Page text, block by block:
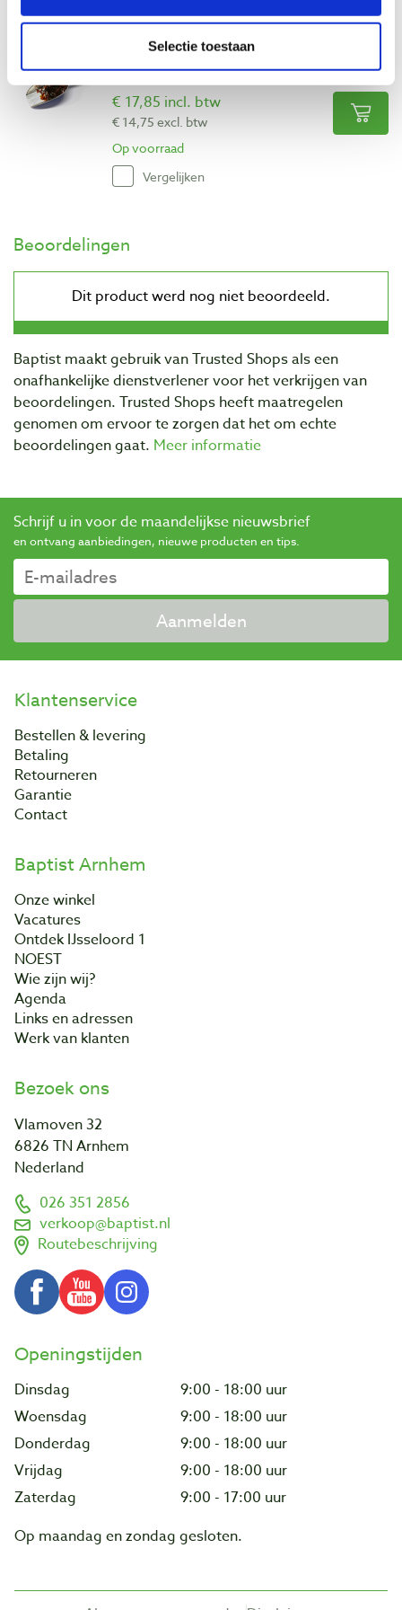
Selectie toestaan
Schellakschilfers robijn 100 gram
Artikelnummer: 27215
€ 17,85 incl. btw
€ 14,75 excl. btw
Op voorraad
Vergelijken
Beoordelingen
Baptist maakt gebruik van Trusted Shops als een
onafhankelijke dienstverlener voor het verkrijgen van
beoordelingen. Trusted Shops heeft maatregelen
genomen om ervoor te zorgen dat het om echte
beoordelingen gaat. Meer informatie
Schrijf u in voor de maandelijkse nieuwsbrief
en ontvang aanbiedingen, nieuwe producten en tips.
Aanmelden
Klantenservice
Bestellen & levering
Betaling
Retourneren
Garantie
Contact
Baptist Arnhem
Onze winkel
Vacatures
Ontdek IJsseloord 1
NOEST
Wie zijn wij?
Agenda
Links en adressen
Werk van klanten
Bezoek ons
Vlamoven 32
6826 TN Arnhem
Nederland
026 351 2856
verkoop@baptist.nl
Routebeschrijving
Openingstijden
Dinsdag
9:00 - 18:00 uur
Woensdag
9:00 - 18:00 uur
Donderdag
9:00 - 18:00 uur
Vrijdag
9:00 - 18:00 uur
Zaterdag
9:00 - 17:00 uur
Op maandag en zondag gesloten.